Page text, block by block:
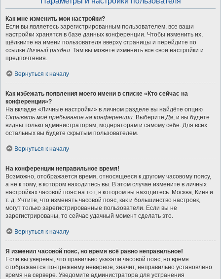
Как мне изменить мои настройки?
Если вы являетесь зарегистрированным пользователем, все ваши
настройки хранятся в базе данных конференции. Чтобы изменить их,
щёлкните на имени пользователя вверху страницы и перейдите по
ссылкеЛичный раздел. Там вы можете изменить все свои настройки и
предпочтения.
Вернуться к началу
Как избежать появления моего имени в списке «Кто сейчас на
конференции»?
На вкладке «Личные настройки» в личном разделе вы найдёте опцию
Скрывать моё пребывание на конференции. ВыберитеДа, и вы будете
видны только администраторам, модераторам и самому себе. Для всех
остальных вы будете скрытым пользователем.
Вернуться к началу
На конференции неправильное время!
Возможно, отображается время, относящееся к другому часовому поясу,
а не к тому, в котором находитесь вы. В этом случае измените в личных
настройках часовой пояс на тот, в котором вы находитесь: Москва, Киев и
т. д. Учтите, что изменять часовой пояс, как и большинство настроек,
могут только зарегистрированные пользователи. Если вы не
зарегистрированы, то сейчас удачный момент сделать это.
Вернуться к началу
Я изменил часовой пояс, но время всё равно неправильное!
Если вы уверены, что правильно указали часовой пояс, но время
отображается по-прежнему неверное, значит, неправильно установлено
время на сервере. Уведомите администратора для устранения